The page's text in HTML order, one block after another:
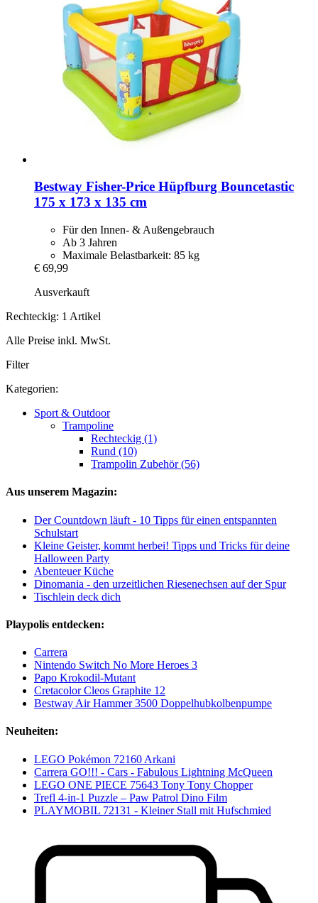
Bestway Fisher-​Price Hüpfburg Bouncetastic
175 x 173 x 135 cm
Für den Innen- & Außengebrauch
Ab 3 Jahren
Maximale Belastbarkeit: 85 kg
€ 69,99
Ausverkauft
Rechteckig: 1 Artikel
Alle Preise inkl. MwSt.
Filter
Kategorien:
Sport & Outdoor
Trampoline
Rechteckig (1)
Rund (10)
Trampolin Zubehör (56)
Aus unserem Magazin:
Der Countdown läuft - 10 Tipps für einen entspannten
Schulstart
Kleine Geister, kommt herbei! Tipps und Tricks für deine
Halloween Party
Abenteuer Küche
Dinomania - den urzeitlichen Riesenechsen auf der Spur
Tischlein deck dich
Playpolis entdecken:
Carrera
Nintendo Switch No More Heroes 3
Papo Krokodil-Mutant
Cretacolor Cleos Graphite 12
Bestway Air Hammer 3500 Doppelhubkolbenpumpe
Neuheiten:
LEGO Pokémon 72160 Arkani
Carrera GO!!! - Cars - Fabulous Lightning McQueen
LEGO ONE PIECE 75643 Tony Tony Chopper
Trefl 4-in-1 Puzzle – Paw Patrol Dino Film
PLAYMOBIL 72131 - Kleiner Stall mit Hufschmied